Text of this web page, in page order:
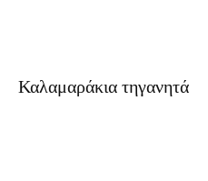
Καλαμαράκια τηγανητά